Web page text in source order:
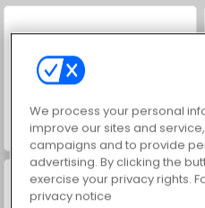
İçecekleri Eşle
We process your personal
improve our sites and
campaigns and to provide
advertising. By clicking the
exercise your privacy rights.
privacy notice